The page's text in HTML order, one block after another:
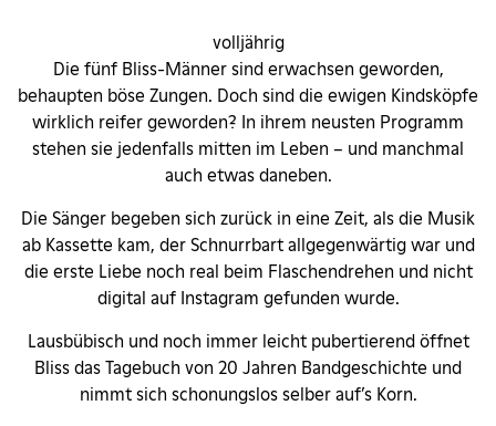
volljährig
Die fünf Bliss-Männer sind erwachsen geworden,
behaupten böse Zungen. Doch sind die ewigen Kindsköpfe
wirklich reifer geworden? In ihrem neusten Programm
stehen sie jedenfalls mitten im Leben – und manchmal
auch etwas daneben.
Die Sänger begeben sich zurück in eine Zeit, als die Musik
ab Kassette kam, der Schnurrbart allgegenwärtig war und
die erste Liebe noch real beim Flaschendrehen und nicht
digital auf Instagram gefunden wurde.
Lausbübisch und noch immer leicht pubertierend öffnet
Bliss das Tagebuch von 20 Jahren Bandgeschichte und
nimmt sich schonungslos selber auf’s Korn.